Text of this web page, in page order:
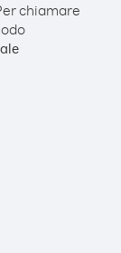
chiamare